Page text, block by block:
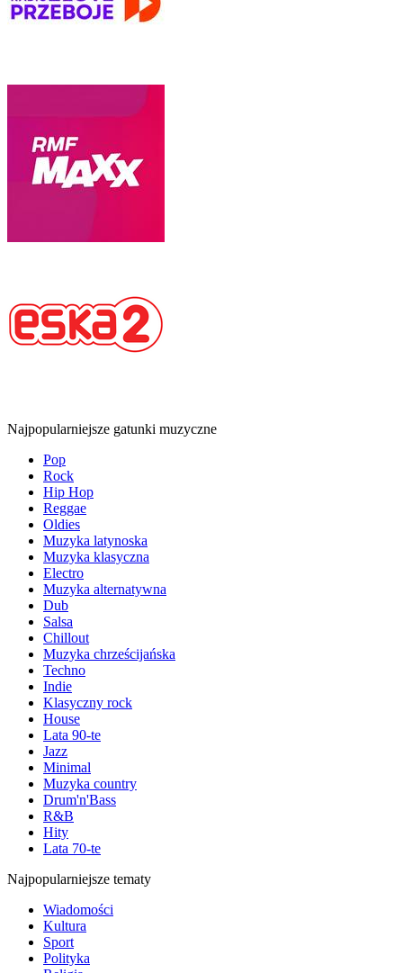
Najpopularniejsze gatunki muzyczne
Pop
Rock
Hip Hop
Reggae
Oldies
Muzyka latynoska
Muzyka klasyczna
Electro
Muzyka alternatywna
Dub
Salsa
Chillout
Muzyka chrześcijańska
Techno
Indie
Klasyczny rock
House
Lata 90-te
Jazz
Minimal
Muzyka country
Drum'n'Bass
R&B
Hity
Lata 70-te
Najpopularniejsze tematy
Wiadomości
Kultura
Sport
Polityka